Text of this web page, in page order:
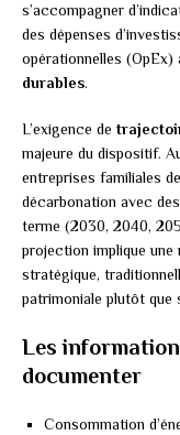
s’accompagner
des dépenses
opérationnelles
durables.
L’exigence de
majeure du dispositif.
entreprises familiales
décarbonation avec
terme (2030, 2040,
projection implique
stratégique,
patrimoniale plutôt que
Les
documenter
Consommation